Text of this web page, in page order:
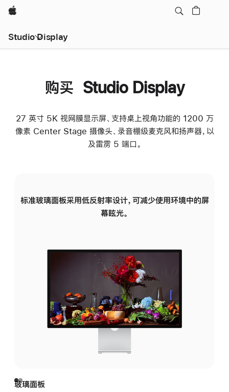
Apple
Studio Display
购买 Studio Display
27 英寸 5K 视网膜显示屏、支持桌上视角功能的 1200 万
像素 Center Stage 摄像头、录音棚级麦克风和扬声器，以
及雷雳 5 端口。
标准玻璃面板采用低反射率设计，可减少使用环境中的屏
幕眩光。
玻璃面板